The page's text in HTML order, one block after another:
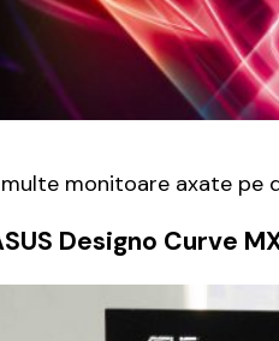
monitoare axate pe
Designo Curve